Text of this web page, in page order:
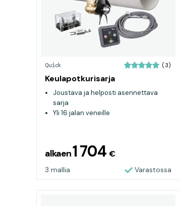
Quick (3)
Keulapotkurisarja
Joustava ja helposti asennettava
sarja
Yli 16 jalan veneille
alkaen1 704€
3 mallia Varastossa